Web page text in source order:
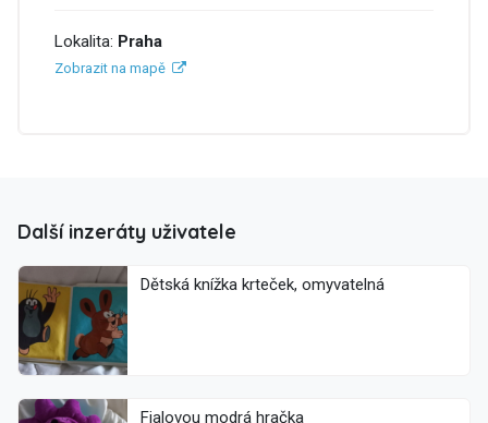
Lokalita: Praha
Zobrazit na mapě
Další inzeráty uživatele
Dětská knížka krteček, omyvatelná
Fialovou modrá hračka